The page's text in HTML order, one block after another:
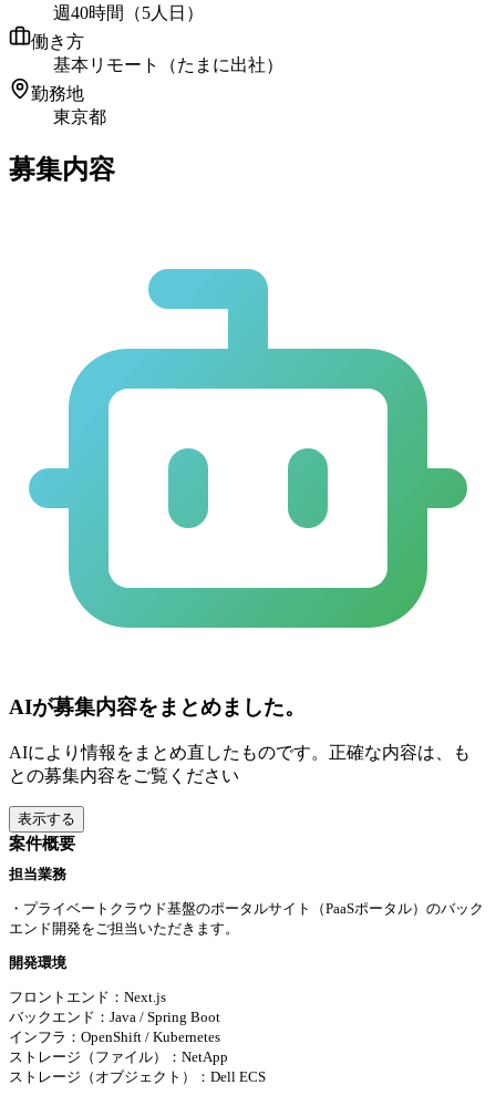
週40時間（5人日）
働き方
基本リモート（たまに出社）
勤務地
東京都
募集内容
AIが募集内容をまとめました。
AIにより情報をまとめ直したものです。正確な内容は、も
との募集内容をご覧ください
表示する
案件概要
担当業務
・プライベートクラウド基盤のポータルサイト（PaaSポータル）のバック
エンド開発をご担当いただきます。
開発環境
フロントエンド：Next.js
バックエンド：Java / Spring Boot
インフラ：OpenShift / Kubernetes
ストレージ（ファイル）：NetApp
ストレージ（オブジェクト）：Dell ECS